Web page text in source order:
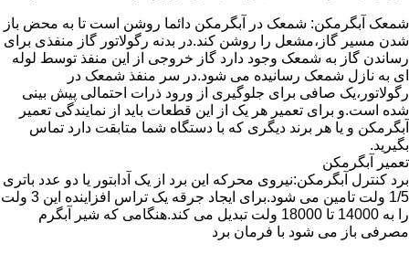
شمعک آبگرمکن: شمعک در آبگرمکن دائما روشن است تا به محض باز
شدن مسیر گاز،مشعل را روشن کند.در بدنه رگولاتور گاز منفذی برای
رساندن گاز به شمعک وجود دارد گاز خروجی از این منفذ توسط لوله
ای به نازل شمعک رسانیده می شود.در سر منفذ شمعک در
رگولاتور،یک صافی برای جلوگیری از ورود ذرات احتمالی پیش بینی
شده است.و برای تعمیر هر یک از این قطعات باید از نمایندگی تعمیر
آبگرمکن و یا هر برند دیگری که با دستگاه شما متابقت دارد تماس
بگیرید.
تعمیر آبگرمکن
برد کنترل آبگرمکن:نیروی محرکه این برد از یک آدابتور یا دو عدد باتری
1/5 ولت تامین می شود.برای ایجاد جرقه یک تراس افزاینده این 3 ولت
را به 14000 تا 18000 ولت تبدیل می کند.هنگامی که شیر آبگرم
مصرفی باز می شود با فرمان برد